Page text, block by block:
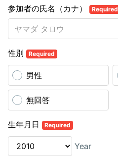
参加者の氏名（カナ） Required
性別 Required
男性
無回答
生年月日 Required
Year